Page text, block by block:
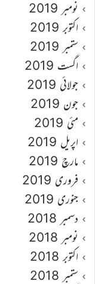
نومبر 2019
اکتوبر 2019
ستمبر 2019
اگست 2019
جولائی 2019
جون 2019
مئی 2019
اپریل 2019
مارچ 2019
فروری 2019
جنوری 2019
دسمبر 2018
نومبر 2018
اکتوبر 2018
ستمبر 2018